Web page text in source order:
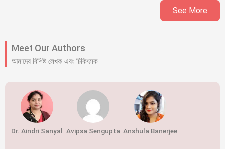
See More
Meet Our Authors
আমাদের বিশিষ্ট লেখক এবং চিকিৎসক
Dr. Aindri Sanyal Avipsa Sengupta Anshula Banerjee